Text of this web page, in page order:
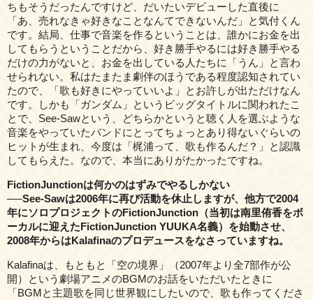
ちもそうだったんですけど、だいたいデビューした直後に
「あ、売れなきゃ好きなことなんてできないんだ」と気付くん
です。結局、仕事で音楽を作るということは、誰かにお金を出
してもらうということだから、好き勝手やるには好き勝手やる
だけの力がないと、お金を出している人たちに「うん」と言わ
せられない。私はたまたま劇伴のほうである程度認知されてい
たので、「歌も好きにやっていいよ」とお許しが出ただけなん
です。しかも「ガンダム」というビッグタイトルに関われたこ
とで、See-Sawという、どちらかというと聴く人を選ぶような
音楽をやっていたバンドにとってちょっとあり得ないぐらいの
ヒットが生まれ、今度は「梶浦って、歌も作るんだ？」と認識
してもらえた。なので、本当にありがたかったですね。
FictionJunctionは何かのはずみでやるしかない
──See-Sawは2006年に再び活動を休止しますが、他方で2004
年にソロプロジェクトのFictionJunction（当初は南里侑香をボ
ーカルに迎えたFictionJunction YUUKA名義）を始動させ、
2008年からはKalafinaのプロデュースをなさっていますね。
Kalafinaは、もともと「空の境界」（2007年より全7部作が公
開）という劇場アニメのBGMのお話をいただいたときに
「BGMと主題歌を同じ世界観にしたいので、歌も作ってくださ